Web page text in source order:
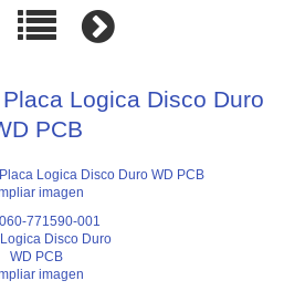
Logica Disco Duro
PCB
imagen
imagen